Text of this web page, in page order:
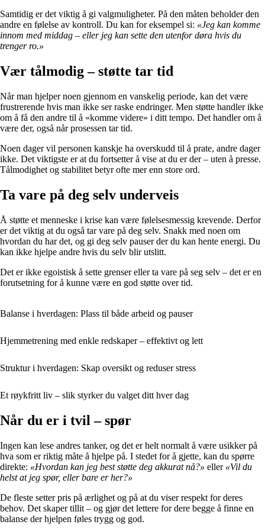
Samtidig er det viktig å gi valgmuligheter. På den måten beholder den
andre en følelse av kontroll. Du kan for eksempel si: «Jeg kan komme
innom med middag – eller jeg kan sette den utenfor døra hvis du
trenger ro.»
Vær tålmodig – støtte tar tid
Når man hjelper noen gjennom en vanskelig periode, kan det være
frustrerende hvis man ikke ser raske endringer. Men støtte handler ikke
om å få den andre til å «komme videre» i ditt tempo. Det handler om å
være der, også når prosessen tar tid.
Noen dager vil personen kanskje ha overskudd til å prate, andre dager
ikke. Det viktigste er at du fortsetter å vise at du er der – uten å presse.
Tålmodighet og stabilitet betyr ofte mer enn store ord.
Ta vare på deg selv underveis
Å støtte et menneske i krise kan være følelsesmessig krevende. Derfor
er det viktig at du også tar vare på deg selv. Snakk med noen om
hvordan du har det, og gi deg selv pauser der du kan hente energi. Du
kan ikke hjelpe andre hvis du selv blir utslitt.
Det er ikke egoistisk å sette grenser eller ta vare på seg selv – det er en
forutsetning for å kunne være en god støtte over tid.
Balanse i hverdagen: Plass til både arbeid og pauser
Hjemmetrening med enkle redskaper – effektivt og lett
Struktur i hverdagen: Skap oversikt og reduser stress
Et røykfritt liv – slik styrker du valget ditt hver dag
Når du er i tvil – spør
Ingen kan lese andres tanker, og det er helt normalt å være usikker på
hva som er riktig måte å hjelpe på. I stedet for å gjette, kan du spørre
direkte: «Hvordan kan jeg best støtte deg akkurat nå?» eller «Vil du
helst at jeg spør, eller bare er her?»
De fleste setter pris på ærlighet og på at du viser respekt for deres
behov. Det skaper tillit – og gjør det lettere for dere begge å finne en
balanse der hjelpen føles trygg og god.